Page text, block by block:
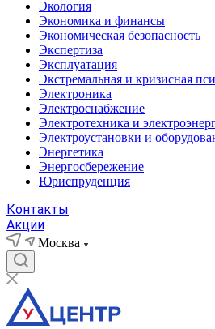
Экология
Экономика и финансы
Экономическая безопасность
Экспертиза
Эксплуатация
Экстремальная и кризисная
Электроника
Электроснабжение
Электротехника и
Электроустановки и
Энергетика
Энергосбережение
Юриспруденция
Контакты
Акции
Москва